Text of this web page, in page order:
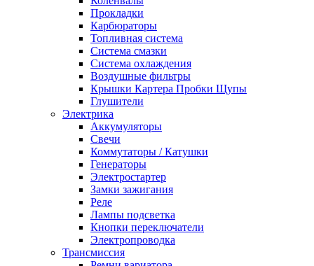
Прокладки
Карбюраторы
Топливная система
Система смазки
Система охлаждения
Воздушные фильтры
Крышки Картера Пробки Щупы
Глушители
Электрика
Аккумуляторы
Свечи
Коммутаторы / Катушки
Генераторы
Электростартер
Замки зажигания
Реле
Лампы подсветка
Кнопки переключатели
Электропроводка
Трансмиссия